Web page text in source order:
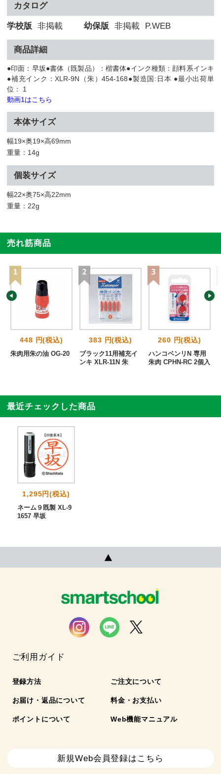
カタログ
学校版 非掲載 幼保版 非掲載 P.WEB
商品詳細
●印面：早坂●書体（既製品）：楷書体●インク種類：顔料系インキ
●補充インク：XLR-9N（朱）454-168●製造国:日本 ●最小出荷単
位： 1
動画1はこちら
本体サイズ
幅19×奥19×高69mm
重量：14g
個装サイズ
幅22×奥75×高22mm
重量：22g
売れ筋商品
448 円(税込)
朱肉用朱の油 OG-20
383 円(税込)
ブラック11用補充イ
ンキ XLR-11N 朱
260 円(税込)
ハンコベンリN 専用
朱肉 CPHN-RC 2個入
最近チェックした商品
1,295円(税込)
ネーム９既製 XL-9
1657 早坂
ご利用ガイド
登録方法 ご注文について
お届け・返品について 料金・お支払い
ポイントについて Web機能マニュアル
新規Web会員登録はこちら